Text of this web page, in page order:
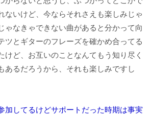
ないけど、今ならそれさえも楽しみじゃ
ゃなきゃできない曲があると分かって向
ツとギターのフレーズを確かめ合ってる
けど、お互いのことなんてもう知り尽く
あるだろうから、それも楽しみですし
してるけどサポートだった時期は事実